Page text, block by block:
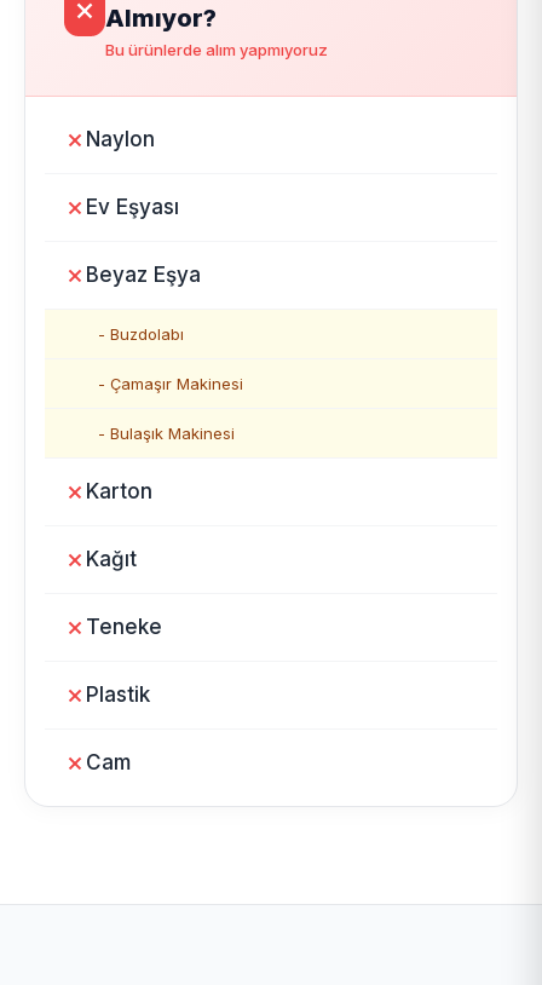
Almıyor?
Bu ürünlerde alım yapmıyoruz
Naylon
Ev Eşyası
Beyaz Eşya
- Buzdolabı
- Çamaşır Makinesi
- Bulaşık Makinesi
Karton
Kağıt
Teneke
Plastik
Cam